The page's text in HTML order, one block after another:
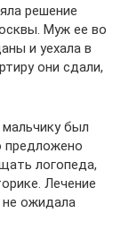
решение
Муж ее во
и уехала в
они сдали,
был
предложено
логопеда,
Лечение
не ожидала